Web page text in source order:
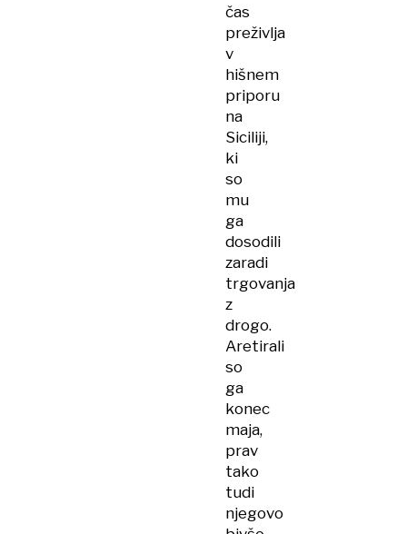
čas
preživlja
v
hišnem
priporu
na
Siciliji,
ki
so
mu
ga
dosodili
zaradi
trgovanja
z
drogo.
Aretirali
so
ga
konec
maja,
prav
tako
tudi
njegovo